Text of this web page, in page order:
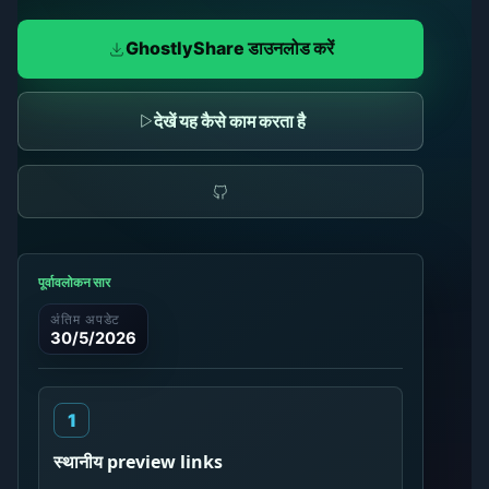
GhostlyShare डाउनलोड करें
देखें यह कैसे काम करता है
पूर्वावलोकन सार
अंतिम अपडेट
30/5/2026
स्थानीय preview links